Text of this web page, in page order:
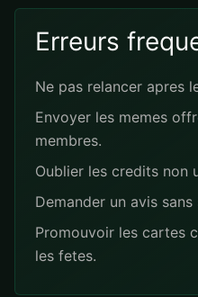
Erreurs
Ne pas relancer apres
Envoyer les memes
membres.
Oublier les credits non
Demander un avis
Promouvoir les cartes
les fetes.